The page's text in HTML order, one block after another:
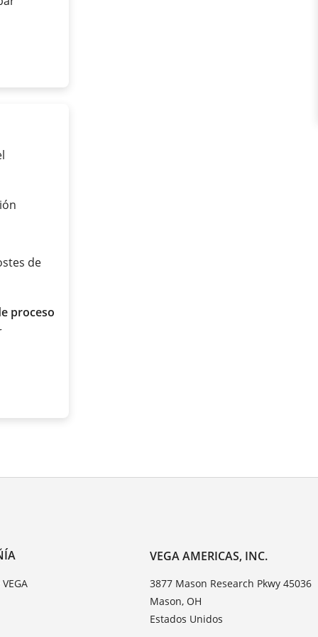
de
proceso
VEGA AMERICAS, INC.
3877 Mason Research Pkwy 45036
Mason, OH
Estados Unidos